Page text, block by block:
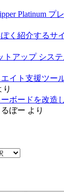
Platinum プ
く紹介するサ
トアップ シス
イト支援ツー
り
ボードを改造
るぼー より